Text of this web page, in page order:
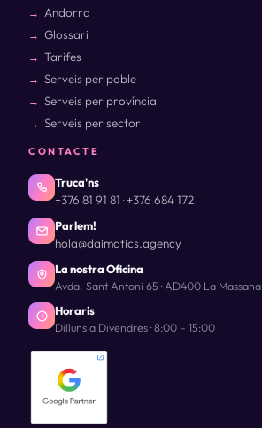
Andorra
Glossari
Tarifes
Serveis per poble
Serveis per província
Serveis per sector
CONTACTE
Truca'ns
+376 81 91 81 ·+376 684 172
Parlem!
hola@daimatics.agency
La nostra Oficina
Avda. Sant Antoni 65 · AD400 La Massana
Horaris
Dilluns a Divendres · 8:00 – 15:00